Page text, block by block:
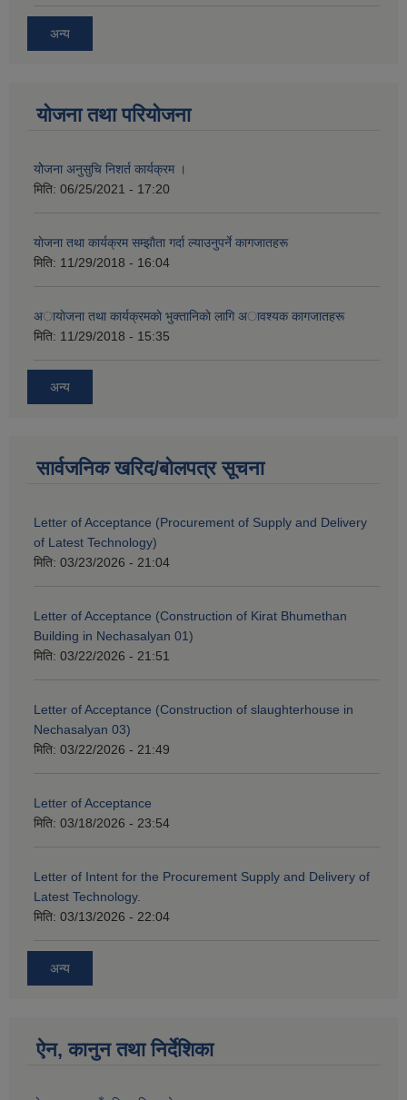
अन्य
योजना तथा परियोजना
योेजना अनुसुचि निशर्त कार्यक्रम ।
मिति: 06/25/2021 - 17:20
याेजना तथा कार्यक्रम सम्झाैता गर्दा ल्याउनुपर्ने कागजातहरू
मिति: 11/29/2018 - 16:04
अायाेजना तथा कार्यक्रमकाे भुक्तानिकाे लागि अावश्यक कागजातहरू
मिति: 11/29/2018 - 15:35
अन्य
सार्वजनिक खरिद/बोलपत्र सूचना
Letter of Acceptance (Procurement of Supply and Delivery
of Latest Technology)
मिति: 03/23/2026 - 21:04
Letter of Acceptance (Construction of Kirat Bhumethan
Building in Nechasalyan 01)
मिति: 03/22/2026 - 21:51
Letter of Acceptance (Construction of slaughterhouse in
Nechasalyan 03)
मिति: 03/22/2026 - 21:49
Letter of Acceptance
मिति: 03/18/2026 - 23:54
Letter of Intent for the Procurement Supply and Delivery of
Latest Technology.
मिति: 03/13/2026 - 22:04
अन्य
ऐन, कानुन तथा निर्देशिका